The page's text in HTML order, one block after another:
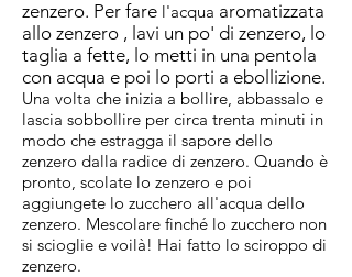
zenzero. Per fare l'acqua aromatizzata
allo zenzero , lavi un po' di zenzero, lo
taglia a fette, lo metti in una pentola
con acqua e poi lo porti a ebollizione.
Una volta che inizia a bollire, abbassalo e
lascia sobbollire per circa trenta minuti in
modo che estragga il sapore dello
zenzero dalla radice di zenzero. Quando è
pronto, scolate lo zenzero e poi
aggiungete lo zucchero all'acqua dello
zenzero. Mescolare finché lo zucchero non
si scioglie e voilà! Hai fatto lo sciroppo di
zenzero.